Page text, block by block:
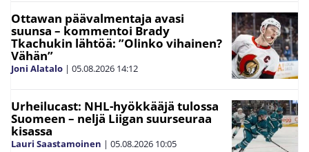
Ottawan päävalmentaja avasi
suunsa – kommentoi Brady
Tkachukin lähtöä: ”Olinko vihainen?
Vähän”
Joni Alatalo | 05.08.2026 14:12
Urheilucast: NHL-hyökkääjä tulossa
Suomeen – neljä Liigan suurseuraa
kisassa
Lauri Saastamoinen | 05.08.2026 10:05